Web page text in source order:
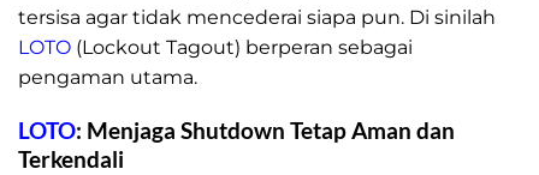
tersisa agar tidak mencederai siapa pun. Di sinilah
LOTO (Lockout Tagout) berperan sebagai
pengaman utama.
LOTO: Menjaga Shutdown Tetap Aman dan
Terkendali